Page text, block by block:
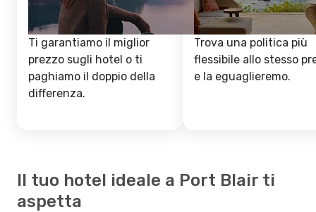
Ti garantiamo il miglior
prezzo sugli hotel o ti
paghiamo il doppio della
differenza.
Trova una politica più
flessibile allo stesso
e la eguaglieremo.
Il tuo hotel ideale a Port Blair ti
aspetta